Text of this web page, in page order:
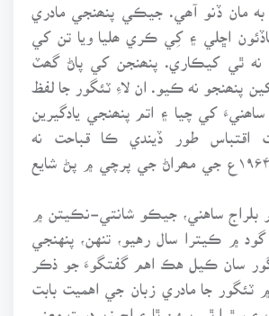
به مان ڏنو آھي. جيڪي پنھنجي مادري
اڇلي ۽ کِي ڪري ھليا ويا تن کي
نه ٿي کيڪاري. پنھنجن کي پاڻ گھٽ
کين پنھنجو نه ڪيو. ان لاءِ ٽئگور جا لفظ
کي چيا ۽ اتم پنھنجي يادگيرين
اقتباس طور ڏيندي ڪا قباحت نه
سمجھندس. اھي ۱۹۶۴ع جي مھراڻ جي پرچي ۾ پڻ شايع
بلراج ساهني، جيڪو شانتي-نڪيتن ۾
۾ ڪيترا سال رهيو، تنهن، پنهنجي
سان ڪيل هڪ اهم گفتگوءَ جو ذڪر
ٽئگور جا مادري زبان جي اهميت بابت
۽ سٿرا ٿي بيهن ٿا ۽ اڄ زبردست معنى